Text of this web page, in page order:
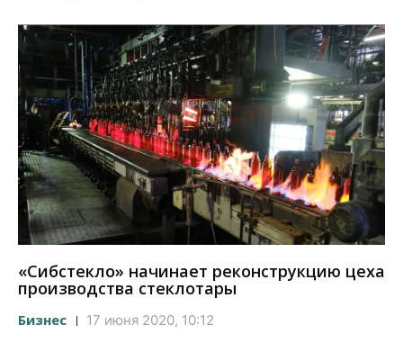
«Сибстекло» начинает реконструкцию цеха
производства стеклотары
Бизнес 17 июня 2020, 10:12